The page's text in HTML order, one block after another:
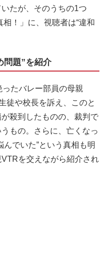
たが、そのうちの1つ
相！」に、視聴者は“違和
問題”を紹介
たバレー部員の母親
徒や校長を訴え、このと
殺到したものの、裁判で
もの。さらに、亡くなっ
でいた”という真相も明
を交えながら紹介され